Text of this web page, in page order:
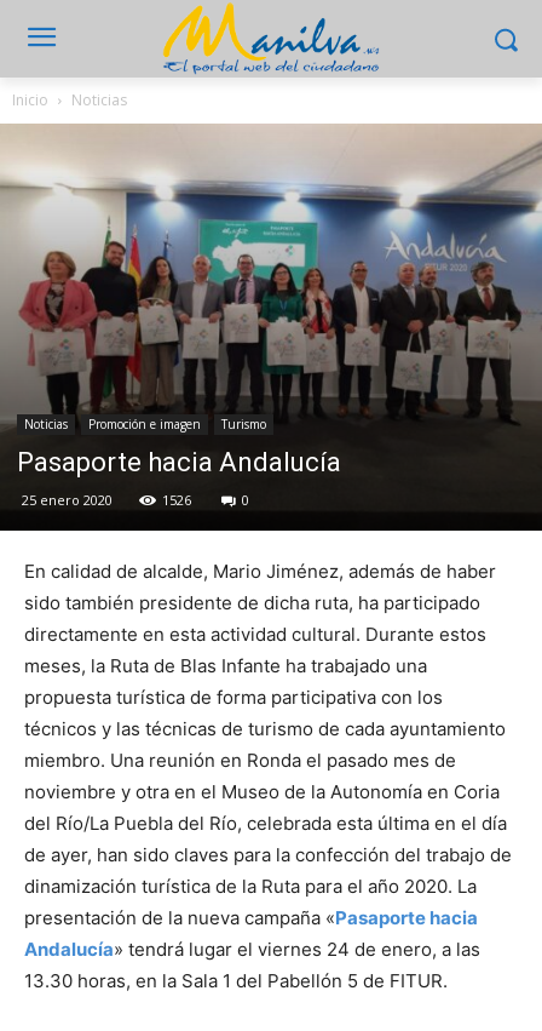
Inicio Noticias
Noticias Promoción e imagen Turismo
Pasaporte hacia Andalucía
25 enero 2020 1526 0
En calidad de alcalde, Mario Jiménez, además de haber
sido también presidente de dicha ruta, ha participado
directamente en esta actividad cultural. Durante estos
meses, la Ruta de Blas Infante ha trabajado una
propuesta turística de forma participativa con los
técnicos y las técnicas de turismo de cada ayuntamiento
miembro. Una reunión en Ronda el pasado mes de
noviembre y otra en el Museo de la Autonomía en Coria
del Río/La Puebla del Río, celebrada esta última en el día
de ayer, han sido claves para la confección del trabajo de
dinamización turística de la Ruta para el año 2020. La
presentación de la nueva campaña «Pasaporte hacia
Andalucía» tendrá lugar el viernes 24 de enero, a las
13.30 horas, en la Sala 1 del Pabellón 5 de FITUR.